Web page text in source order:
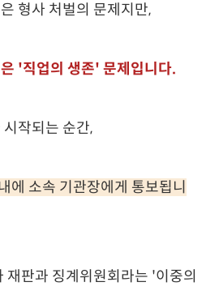
형사 처벌의 문제지만,
'직업의 생존' 문제입니다.
작되는 순간,
에 소속 기관장에게 통보됩니
재판과 징계위원회라는 '이중의